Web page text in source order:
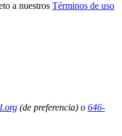
a nuestros Términos de uso
(de preferencia) o 646-